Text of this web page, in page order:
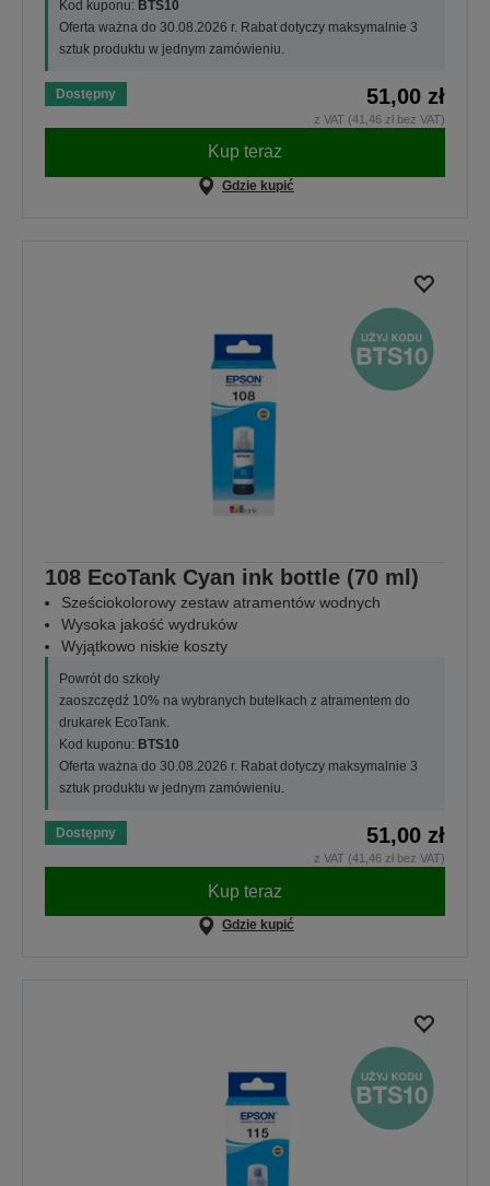
Kod kuponu: BTS10
Oferta ważna do 30.08.2026 r. Rabat dotyczy maksymalnie 3
sztuk produktu w jednym zamówieniu.
Dostępny 51,00 zł
z VAT (41,46 zł bez VAT)
Kup teraz
Gdzie kupić
108 EcoTank Cyan ink bottle (70 ml)
Sześciokolorowy zestaw atramentów wodnych
Wysoka jakość wydruków
Wyjątkowo niskie koszty
Powrót do szkoły
zaoszczędź 10% na wybranych butelkach z atramentem do
drukarek EcoTank.
Kod kuponu: BTS10
Oferta ważna do 30.08.2026 r. Rabat dotyczy maksymalnie 3
sztuk produktu w jednym zamówieniu.
Dostępny 51,00 zł
z VAT (41,46 zł bez VAT)
Kup teraz
Gdzie kupić